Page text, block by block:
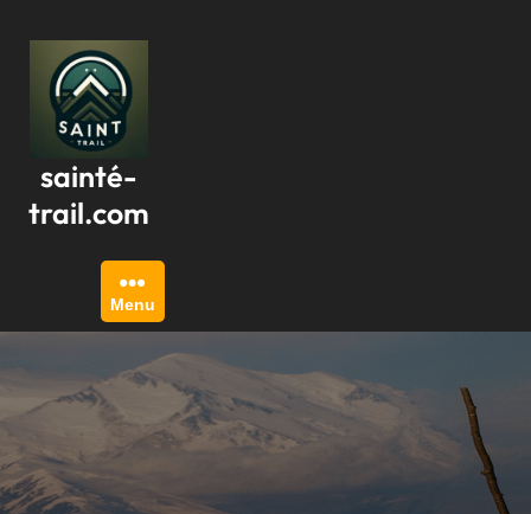
contenu
sainté-
trail.com
Menu